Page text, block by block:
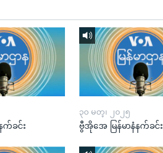
က်ခင်း
၃၀ မတ္၊ ၂၀၂၅
ဗွီအိုအေ မြန်မာနံနက်ခင်း